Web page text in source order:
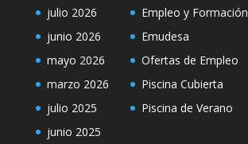
julio 2026
junio 2026
mayo 2026
marzo 2026
julio 2025
junio 2025
Empleo y Formación
Emudesa
Ofertas de Empleo
Piscina Cubierta
Piscina de Verano